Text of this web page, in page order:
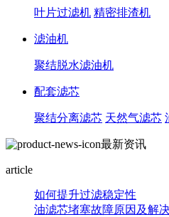
叶片过滤机 精密排渣机
滤油机
聚结脱水滤油机
配套滤芯
聚结分离滤芯 天然气滤芯
最新资讯
article
如何提升过滤稳定性
油滤芯堵塞故障原因及解